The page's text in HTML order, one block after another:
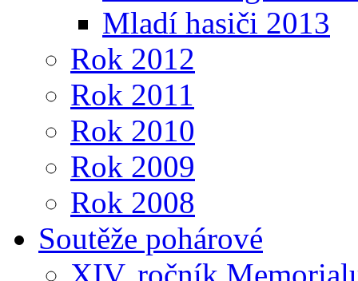
Mladí hasiči 2013
Rok 2012
Rok 2011
Rok 2010
Rok 2009
Rok 2008
Soutěže pohárové
XIV. ročník